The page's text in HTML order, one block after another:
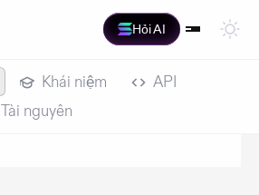
Hỏi AI
Khái niệm
API
Tài nguyên